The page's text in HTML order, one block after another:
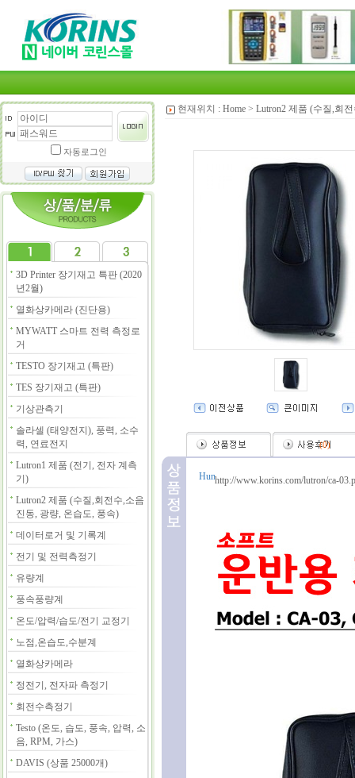
자동로그인
3D Printer 장기재고 특판 (2020
년2월)
열화상카메라 (진단용)
MYWATT 스마트 전력 측정로
거
TESTO 장기재고 (특판)
TES 장기재고 (특판)
기상관측기
솔라셀 (태양전지), 풍력, 소수
력, 연료전지
Lutron1 제품 (전기, 전자 계측
기)
Lutron2 제품 (수질,회전수,소음
진동, 광량, 온습도, 풍속)
데이터로거 및 기록계
전기 및 전력측정기
유량계
풍속풍량계
온도/압력/습도/전기 교정기
노점,온습도,수분계
열화상카메라
정전기, 전자파 측정기
회전수측정기
Testo (온도, 습도, 풍속, 압력, 소
음, RPM, 가스)
DAVIS (상품 25000개)
현재위치 : Home > Lutron2 제품 (수질,회
(0)
http://www.korins.com/lutron/ca-